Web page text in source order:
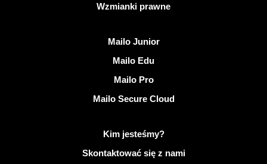
Wzmianki prawne
Mailo Junior
Mailo Edu
Mailo Pro
Mailo Secure Cloud
Więcej informacji na temat Mailo
Kim jesteśmy?
Skontaktować się z nami